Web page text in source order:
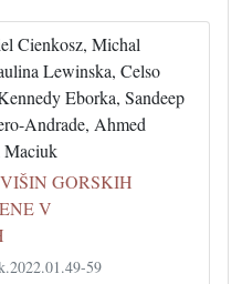
Cienkosz, Michal
Lewinska, Celso
Eborka, Sandeep
Andrade, Ahmed
Maciuk
GORSKIH
V
59